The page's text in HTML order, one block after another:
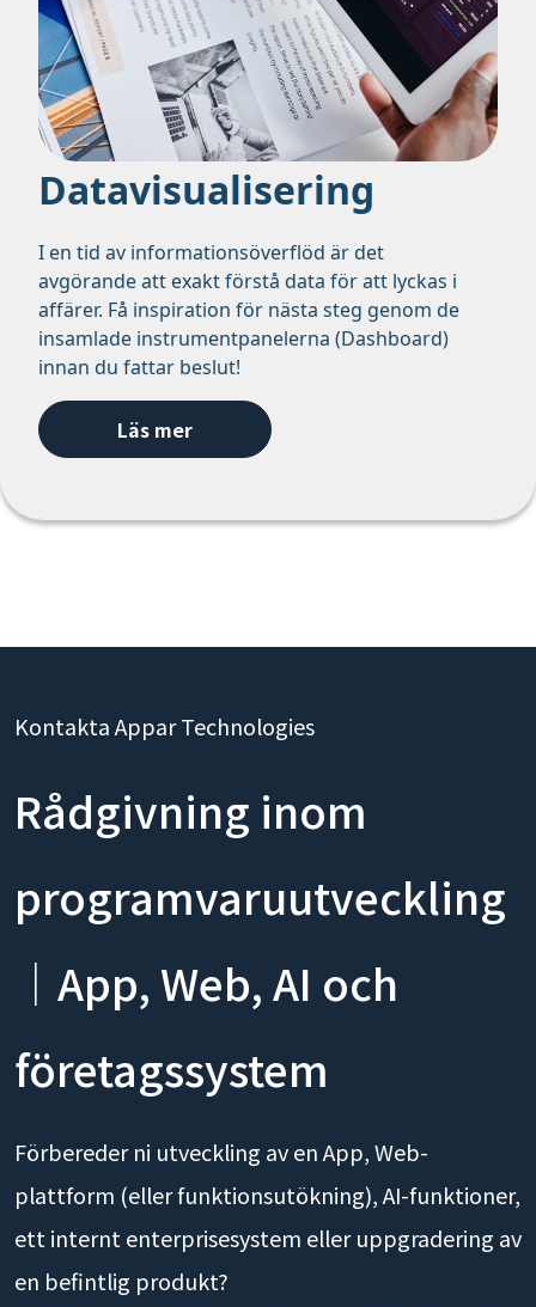
Datavisualisering
I en tid av informationsöverflöd är det
avgörande att exakt förstå data för att lyckas i
affärer. Få inspiration för nästa steg genom de
insamlade instrumentpanelerna (Dashboard)
innan du fattar beslut!
Läs mer
Kontakta Appar Technologies
Rådgivning inom
programvaruutveckling
｜App, Web, AI och
företagssystem
Förbereder ni utveckling av en App, Web-
plattform (eller funktionsutökning), AI-funktioner,
ett internt enterprisesystem eller uppgradering av
en befintlig produkt?